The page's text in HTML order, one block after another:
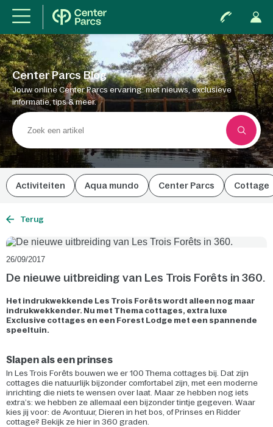
Center Parcs Blog
Jouw online Center Parcs ervaring: met nieuws, exclusieve
informatie, tips & meer.
Activiteiten Aqua mundo Center Parcs Cottage
Terug
26/09/2017
De nieuwe uitbreiding van Les Trois Forêts in 360.
Het indrukwekkende Les Trois Forêts wordt alleen nog maar
indrukwekkender. Nu met Thema cottages, extra luxe
Exclusive cottages en een Forest Lodge met een spannende
speeltuin.
Slapen als een prinses
In Les Trois Forêts bouwen we er 100 Thema cottages bij. Dat zijn
cottages die natuurlijk bijzonder comfortabel zijn, met een moderne
inrichting die niets te wensen over laat. Maar ze hebben nog iets
extra’s: we hebben ze allemaal een bijzonder tintje gegeven. Waar
kies jij voor: de Avontuur, Dieren in het bos, of Prinses en Ridder
cottage? Bekijk ze hier in 360 graden.